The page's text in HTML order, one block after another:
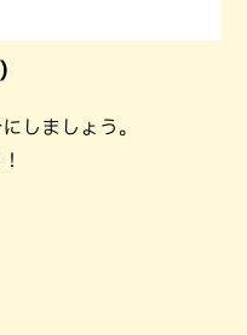
)
しましょう。